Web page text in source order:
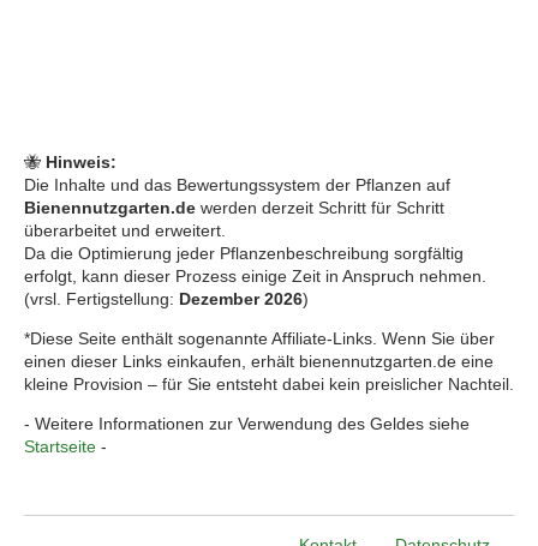
🐝 Hinweis:
Die Inhalte und das Bewertungssystem der Pflanzen auf
Bienennutzgarten.de werden derzeit Schritt für Schritt
überarbeitet und erweitert.
Da die Optimierung jeder Pflanzenbeschreibung sorgfältig
erfolgt, kann dieser Prozess einige Zeit in Anspruch nehmen.
(vrsl. Fertigstellung: Dezember 2026)
*Diese Seite enthält sogenannte Affiliate-Links. Wenn Sie über
einen dieser Links einkaufen, erhält bienennutzgarten.de eine
kleine Provision – für Sie entsteht dabei kein preislicher Nachteil.
- Weitere Informationen zur Verwendung des Geldes siehe
Startseite -